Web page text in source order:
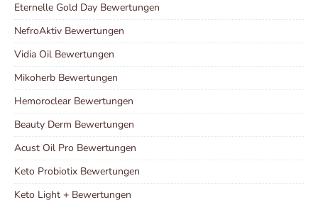
Eternelle Gold Day Bewertungen
NefroAktiv Bewertungen
Vidia Oil Bewertungen
Mikoherb Bewertungen
Hemoroclear Bewertungen
Beauty Derm Bewertungen
Acust Oil Pro Bewertungen
Keto Probiotix Bewertungen
Keto Light + Bewertungen